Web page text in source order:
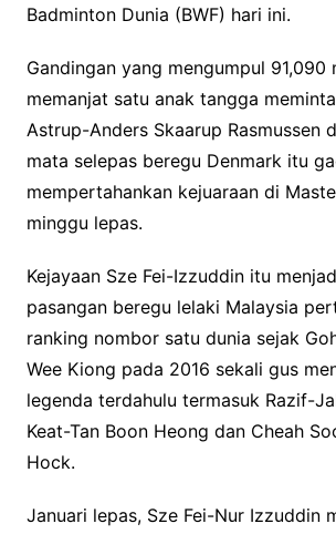
Badminton Dunia (BWF) hari ini.
Gandingan yang mengumpul 91,090
memanjat satu anak tangga
Astrup-Anders Skaarup Rasmussen
mata selepas beregu Denmark itu
mempertahankan kejuaraan di
minggu lepas.
Kejayaan Sze Fei-Izzuddin itu
pasangan beregu lelaki Malaysia
ranking nombor satu dunia sejak
Wee Kiong pada 2016 sekali gus
legenda terdahulu termasuk Razif-
Keat-Tan Boon Heong dan Cheah
Hock.
Januari lepas, Sze Fei-Nur Izzuddin